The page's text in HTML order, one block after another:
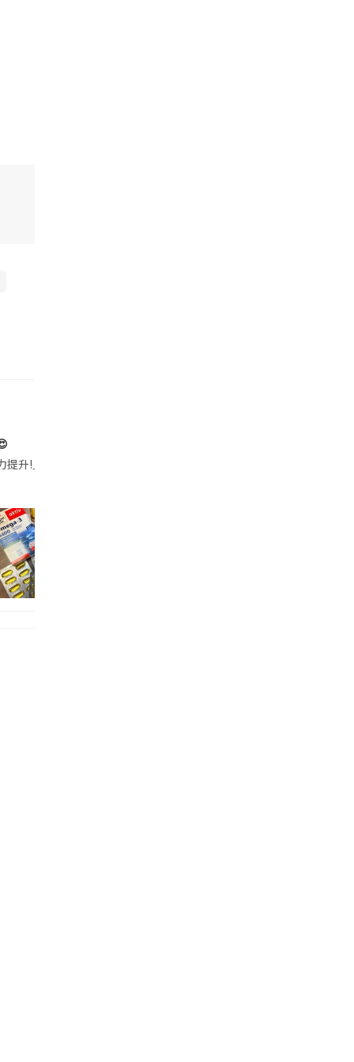
帶的行動電源機身已標示「10000mAh」，卻仍被要求當場丟
提升!｣ 長時間對住電腦､剪片寫稿,成日覺得眼睛乾澀､腦袋好似｢斷